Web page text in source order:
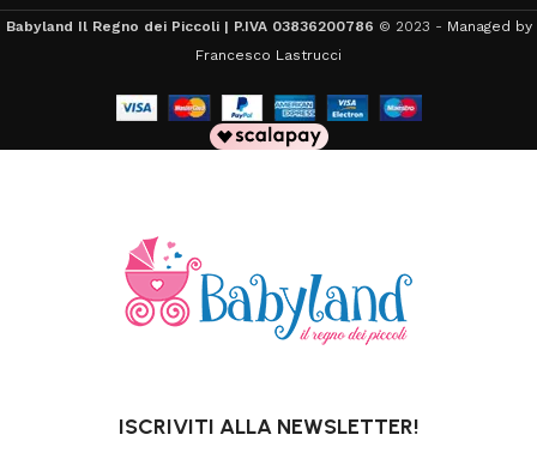
Babyland Il Regno dei Piccoli | P.IVA 03836200786 © 2023 - Managed by
Francesco Lastrucci
ISCRIVITI ALLA NEWSLETTER!